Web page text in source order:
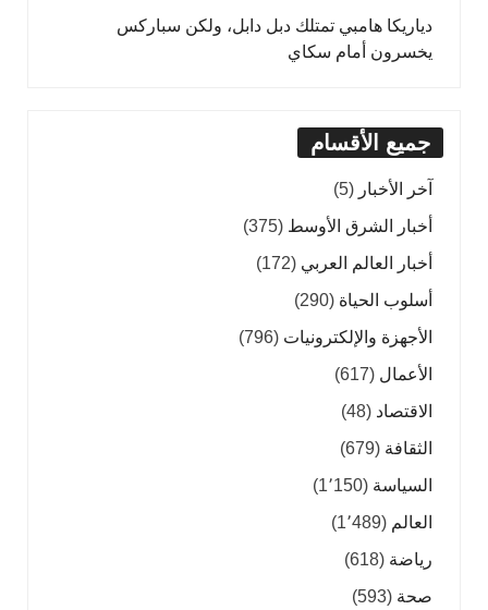
دياريكا هامبي تمتلك دبل دابل، ولكن سباركس
يخسرون أمام سكاي
جميع الأقسام
آخر الأخبار (5)
أخبار الشرق الأوسط (375)
أخبار العالم العربي (172)
أسلوب الحياة (290)
الأجهزة والإلكترونيات (796)
الأعمال (617)
الاقتصاد (48)
الثقافة (679)
السياسة (1٬150)
العالم (1٬489)
رياضة (618)
صحة (593)